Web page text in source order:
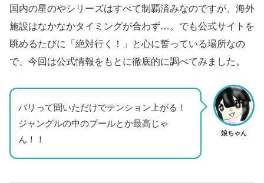
国内の星のやシリーズはすべて制覇済みなのですが、海外
施設はなかなかタイミングが合わず…。でも公式サイトを
眺めるたびに「絶対行く！」と心に誓っている場所なの
で、今回は公式情報をもとに徹底的に調べてみました。
娘ちゃん
バリって聞いただけでテンション上がる！
ジャングルの中のプールとか最高じゃ
ん！！